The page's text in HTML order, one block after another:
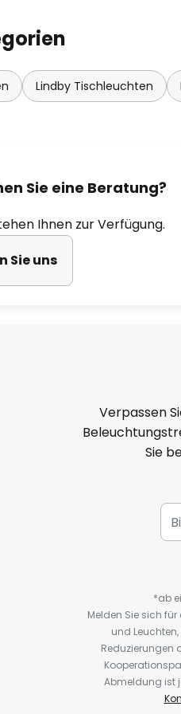
Lindby Tischleuchten
Sie eine Beratung?
Ihnen zur Verfügung.
Sie uns
Verpassen
Sie
*ab
Melden Sie sich
und
Reduzierungen
Abmeldung ist